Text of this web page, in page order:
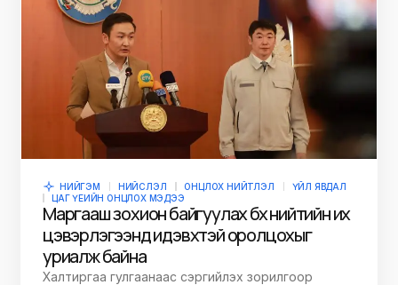
НИЙГЭМ НИЙСЛЭЛ ОНЦЛОХ НИЙТЛЭЛ
ҮЙЛ ЯВДАЛ
ЦАГ ҮЕИЙН ОНЦЛОХ МЭДЭЭ
Маргааш зохион байгуулах бүх нийтийн их
цэвэрлэгээнд идэвхтэй оролцохыг
уриалж байна
Халтиргаа гулгаанаас сэргийлэх зорилгоор